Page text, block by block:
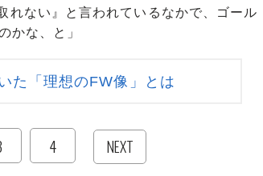
れない』と言われているなかで、ゴール
かな、と」
た「理想のFW像」とは
4 NEXT